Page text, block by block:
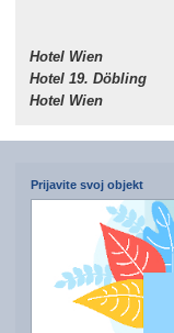
Hotel Wien
Hotel 19. Döbling
Hotel Wien
Prijavite svoj objekt